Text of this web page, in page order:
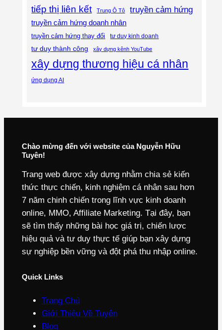
tiếp thị liên kết Trung Ô Tô truyền cảm hứng
truyền cảm hứng doanh nhân
truyền cảm hứng thay đổi tư duy kinh doanh
tư duy thành công xây dựng kênh YouTube
xây dựng thương hiệu cá nhân
ứng dụng AI
Chào mừng đến với website của Nguyễn Hữu
Tuyên!
Trang web được xây dựng nhằm chia sẻ kiến
thức thực chiến, kinh nghiệm cá nhân sau hơn
7 năm chinh chiến trong lĩnh vực kinh doanh
online, MMO, Affiliate Marketing. Tại đây, bạn
sẽ tìm thấy những bài học giá trị, chiến lược
hiệu quả và tư duy thực tế giúp bạn xây dựng
sự nghiệp bền vững và đột phá thu nhập online.
Quick Links
Trang Chủ
Giới Thiệu Về Tuyên
Blog